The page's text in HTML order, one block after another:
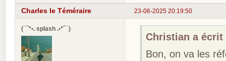
23-06-2025 20:19:50
Charles le Téméraire
(¯`*•. splash .•*´¯)
Christian a écrit
Bon, on va les